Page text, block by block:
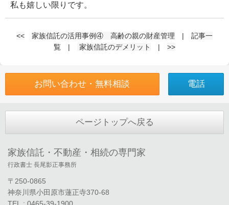
私も嬉しい限りです。
<< 家族信託の活用事例④ 高齢の親の財産管理 | 記事一
覧 | 家族信託のデメリット | >>
お問い合わせ・無料相談 電話
ページトップへ戻る
家族信託・不動産・相続の専門家
行政書士 長尾影正事務所
〒250-0865
神奈川県小田原市蓮正寺370-68